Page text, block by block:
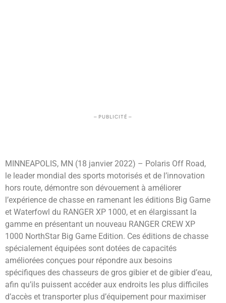
– PUBLICITÉ –
MINNEAPOLIS, MN (18 janvier 2022) – Polaris Off Road,
le leader mondial des sports motorisés et de l’innovation
hors route, démontre son dévouement à améliorer
l’expérience de chasse en ramenant les éditions Big Game
et Waterfowl du RANGER XP 1000, et en élargissant la
gamme en présentant un nouveau RANGER CREW XP
1000 NorthStar Big Game Edition. Ces éditions de chasse
spécialement équipées sont dotées de capacités
améliorées conçues pour répondre aux besoins
spécifiques des chasseurs de gros gibier et de gibier d’eau,
afin qu’ils puissent accéder aux endroits les plus difficiles
d’accès et transporter plus d’équipement pour maximiser